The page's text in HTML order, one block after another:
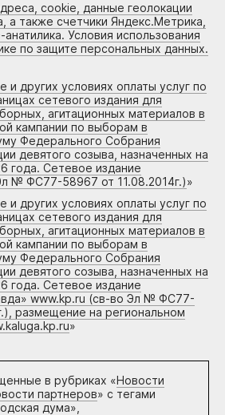
cookie, данные геолокации
а также счетчики Яндекс.Метрика,
Условия использования
по защите персональных данных.
и других условиях оплаты услуг по
сетевого издания для
агитационных материалов в
кампании по выборам в
Федерального Собрания
девятого созыва, назначенных на
года. Сетевое издание
№ ФС77-58967 от 11.08.2014г.)»
и других условиях оплаты услуг по
сетевого издания для
агитационных материалов в
кампании по выборам в
Федерального Собрания
девятого созыва, назначенных на
года. Сетевое издание
www.kp.ru (св-во Эл № ФС77-
размещение на региональном
»
в рубриках «Новости
партнеров» с тегами
дума»,